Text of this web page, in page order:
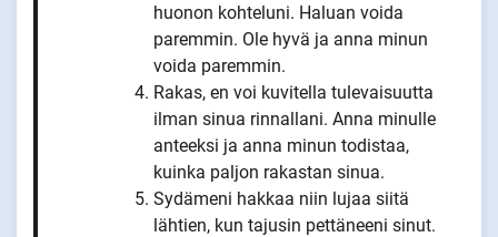
huonon kohteluni. Haluan voida
paremmin. Ole hyvä ja anna minun
voida paremmin.
Rakas, en voi kuvitella tulevaisuutta
ilman sinua rinnallani. Anna minulle
anteeksi ja anna minun todistaa,
kuinka paljon rakastan sinua.
Sydämeni hakkaa niin lujaa siitä
lähtien, kun tajusin pettäneeni sinut.